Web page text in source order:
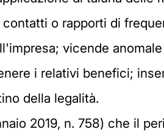
o rapporti di
vicende
i relativi benefici;
della legalità.
2019, n. 758) che il